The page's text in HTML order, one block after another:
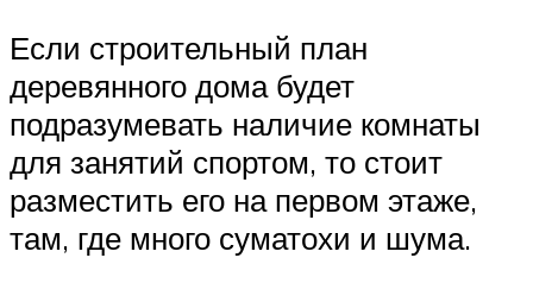
Если строительный план
деревянного дома будет
подразумевать наличие комнаты
для занятий спортом, то стоит
разместить его на первом этаже,
там, где много суматохи и шума.